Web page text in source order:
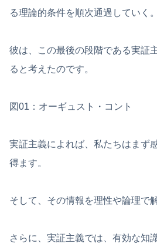
る理論的条件を順次通過していく。
彼は、この最後の段階である実証
ると考えたのです。
図01：オーギュスト・コント
実証主義によれば、私たちはまず
得ます。
そして、その情報を理性や論理で
さらに、実証主義では、有効な知